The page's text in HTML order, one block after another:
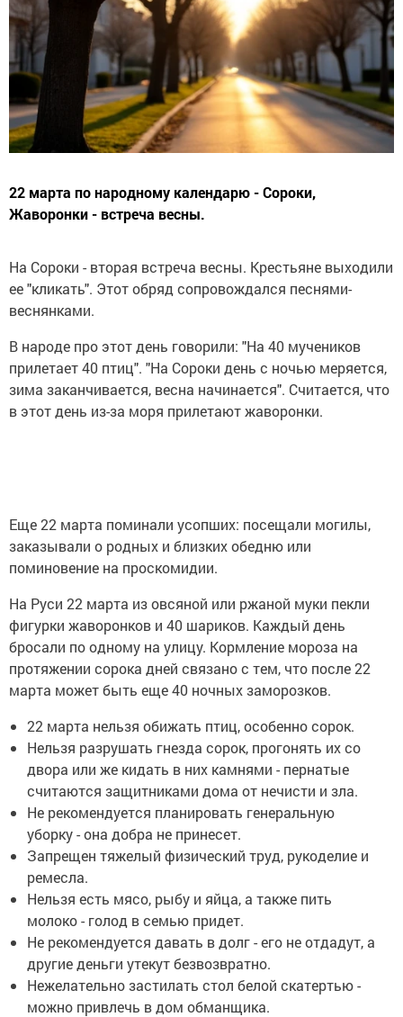
22 марта по народному календарю - Сороки,
Жаворонки - встреча весны.
На Сороки - вторая встреча весны. Крестьяне выходили
ее "кликать". Этот обряд сопровождался песнями-
веснянками.
В народе про этот день говорили: "На 40 мучеников
прилетает 40 птиц". "На Сороки день с ночью меряется,
зима заканчивается, весна начинается". Считается, что
в этот день из-за моря прилетают жаворонки.
Еще 22 марта поминали усопших: посещали могилы,
заказывали о родных и близких обедню или
поминовение на проскомидии.
На Руси 22 марта из овсяной или ржаной муки пекли
фигурки жаворонков и 40 шариков. Каждый день
бросали по одному на улицу. Кормление мороза на
протяжении сорока дней связано с тем, что после 22
марта может быть еще 40 ночных заморозков.
22 марта нельзя обижать птиц, особенно сорок.
Нельзя разрушать гнезда сорок, прогонять их со
двора или же кидать в них камнями - пернатые
считаются защитниками дома от нечисти и зла.
Не рекомендуется планировать генеральную
уборку - она добра не принесет.
Запрещен тяжелый физический труд, рукоделие и
ремесла.
Нельзя есть мясо, рыбу и яйца, а также пить
молоко - голод в семью придет.
Не рекомендуется давать в долг - его не отдадут, а
другие деньги утекут безвозвратно.
Нежелательно застилать стол белой скатертью -
можно привлечь в дом обманщика.